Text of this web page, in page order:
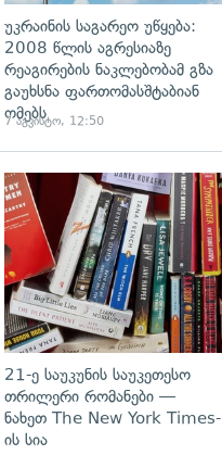
უკრაინის საგარეო უწყება:
2008 წლის აგრესიაზე
რეაგირების ნაკლებობამ გზა
გაუხსნა ფართომასშტაბიან
ომებს
7 აგვისტო, 12:50
გადახედვა
21-ე საუკუნის საუკეთესო
თრილერი რომანები —
ნახეთ The New York Times-
ის სია